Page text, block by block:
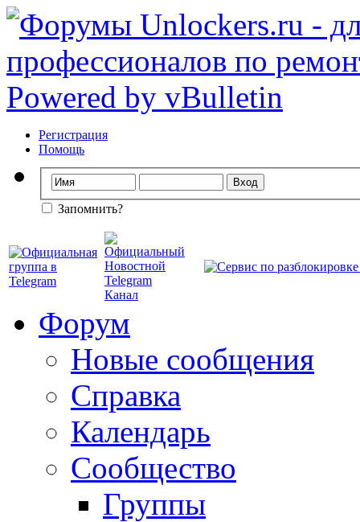
Регистрация
Помощь
Запомнить?
Форум
Новые сообщения
Справка
Календарь
Сообщество
Группы